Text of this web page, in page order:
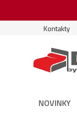
Kontakty
NOVINKY